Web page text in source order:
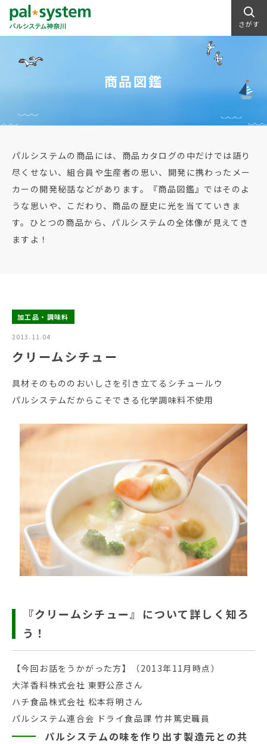
さがす
商品図鑑
パルシステムの商品には、商品カタログの中だけでは語り
尽くせない、組合員や生産者の思い、開発に携わったメー
カーの開発秘話などがあります。『商品図鑑』ではそのよ
うな思いや、こだわり、商品の歴史に光を当てていきま
す。ひとつの商品から、パルシステムの全体像が見えてき
ますよ！
加工品・調味料
2013.11.04
クリームシチュー
具材そのもののおいしさを引き立てるシチュールウ
パルシステムだからこそできる化学調味料不使用
『クリームシチュー』について詳しく知ろ
う！
【今回お話をうかがった方】（2013年11月時点）
大洋香料株式会社 東野公彦さん
ハチ食品株式会社 松本将明さん
パルシステム連合会 ドライ食品課 竹井篤史職員
パルシステムの味を作り出す製造元との共